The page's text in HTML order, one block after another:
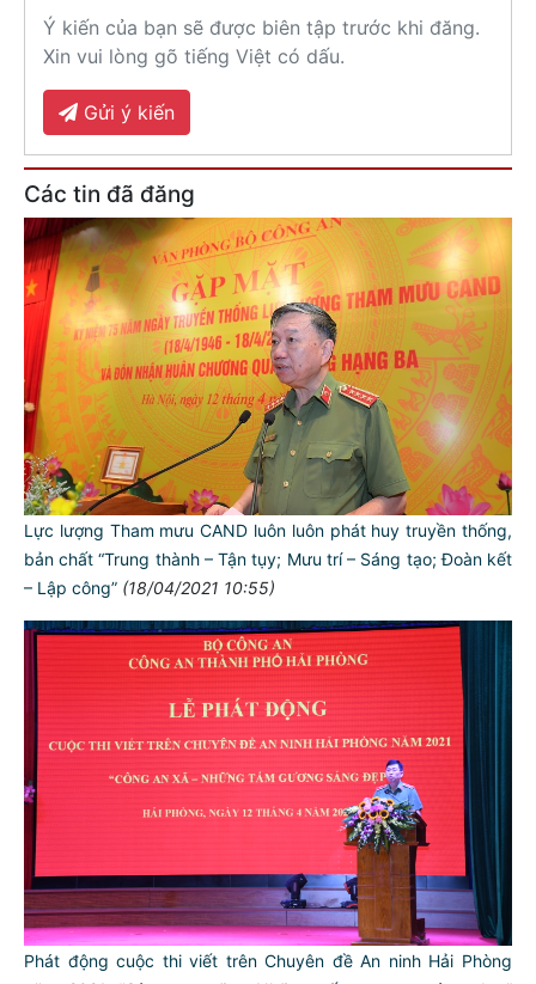
Ý kiến của bạn sẽ được biên tập trước khi đăng.
Xin vui lòng gõ tiếng Việt có dấu.
Gửi ý kiến
Các tin đã đăng
Lực lượng Tham mưu CAND luôn luôn phát huy truyền thống,
bản chất “Trung thành – Tận tụy; Mưu trí – Sáng tạo; Đoàn kết
– Lập công” (18/04/2021 10:55)
Phát động cuộc thi viết trên Chuyên đề An ninh Hải Phòng